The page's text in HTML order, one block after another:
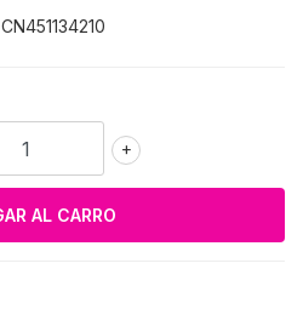
CN451134210
+